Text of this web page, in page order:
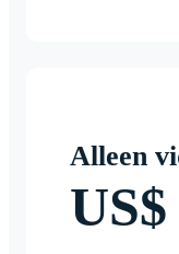
Alleen
US$